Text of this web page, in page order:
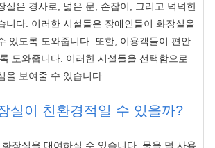
실은 경사로, 넓은 문, 손잡이, 그리고 넉넉한
니다. 이러한 시설들은 장애인들이 화장실을
있도록 도와줍니다. 또한, 이용객들이 편안
도와줍니다. 이러한 시설들을 선택함으로
을 보여줄 수 있습니다.
실이 친환경적일 수 있을까?
장실을 대여하실 수 있습니다. 물을 덜 사용